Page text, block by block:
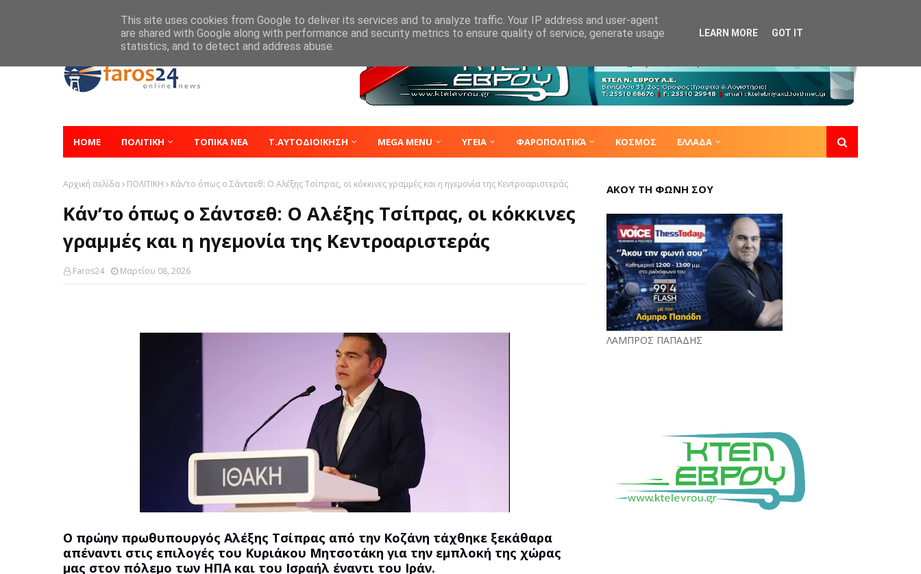
HOME ΠΟΛΙΤΙΚΗ ΤΟΠΙΚΑ ΝΕΑ Τ.ΑΥΤΟΔΙΟΙΚΗΣΗ MEGA MENU ΥΓΕΙΑ ΦΑΡΟΠΟΛΙΤΙΚΆ ΚΟΣΜΟΣ ΕΛΛΑΔΑ
Αρχική σελίδα ΠΟΛΙΤΙΚΗ Κάν’το όπως ο Σάντσεθ: Ο Αλέξης Τσίπρας, οι κόκκινες γραμμές και η ηγεμονία της Κεντροαριστεράς
Κάν’το όπως ο Σάντσεθ: Ο Αλέξης Τσίπρας, οι κόκκινες
γραμμές και η ηγεμονία της Κεντροαριστεράς
Faros24 Μαρτίου 08, 2026
Ο πρώην πρωθυπουργός Αλέξης Τσίπρας από την Κοζάνη τάχθηκε ξεκάθαρα
απέναντι στις επιλογές του Κυριάκου Μητσοτάκη για την εμπλοκή της χώρας
μας στον πόλεμο των ΗΠΑ και του Ισραήλ έναντι του Ιράν.
ΑΚΟΥ ΤΗ ΦΩΝΗ ΣΟΥ
ΛΑΜΠΡΟΣ ΠΑΠΑΔΗΣ
This site uses cookies from Google to deliver its services and to analyze traffic. Your IP address and user-agent
are shared with Google along with performance and security metrics to ensure quality of service, generate usage
statistics, and to detect and address abuse.
LEARN MORE GOT IT